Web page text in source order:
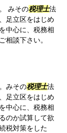
みその税理士法
足立区をはじめ
中心に、税務相
相談下さい。
みその税理士法
足立区をはじめ
中心に、税務相
のか試算して欲
税対策をした